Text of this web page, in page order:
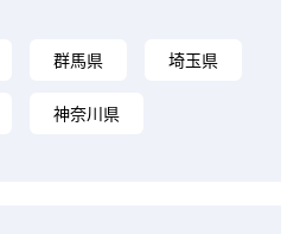
群馬県 埼玉県
神奈川県